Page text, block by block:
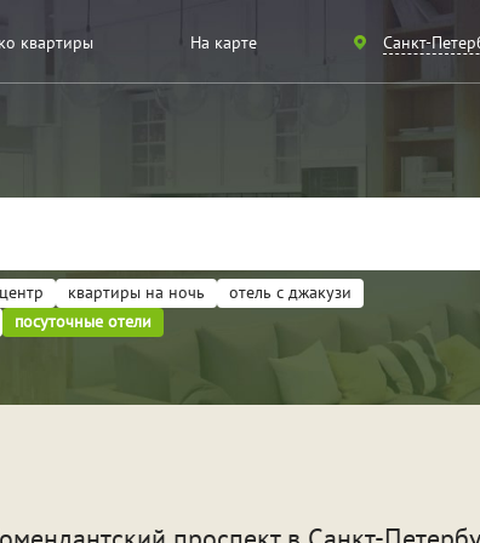
квартиры На карте Санкт-
Санкт-
Москва
квартиры на ночь
отель с джакузи
посуточные отели
Для новобрачных